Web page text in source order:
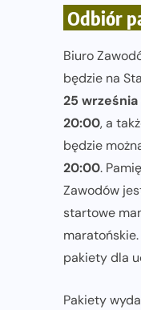
Odbiór
Biuro
będzie na
25
20:00, a
będzie
20:00.
Zawodów
startowe
pakiety dla
Pakiety